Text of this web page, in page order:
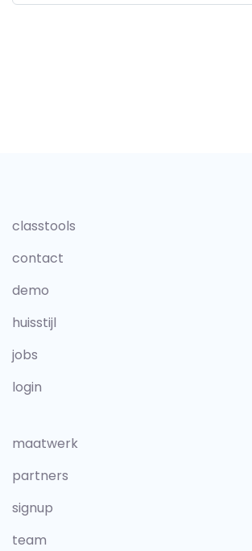
classtools
contact
demo
huisstijl
jobs
login
maatwerk
partners
signup
team